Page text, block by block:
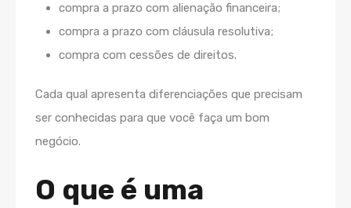
compra a prazo com alienação financeira;
compra a prazo com cláusula resolutiva;
compra com cessões de direitos.
Cada qual apresenta diferenciações que precisam
ser conhecidas para que você faça um bom
negócio.
O que é uma